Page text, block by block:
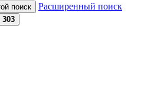
Расширенный поиск
303